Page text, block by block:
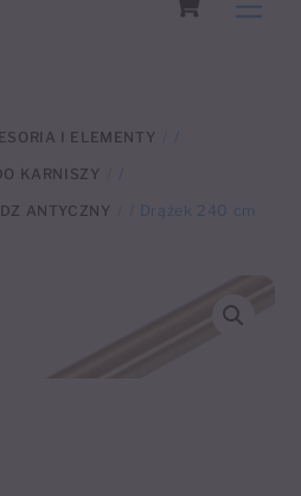
I ELEMENTY /
KARNISZY /
ANTYCZNY / Drążek 240 cm